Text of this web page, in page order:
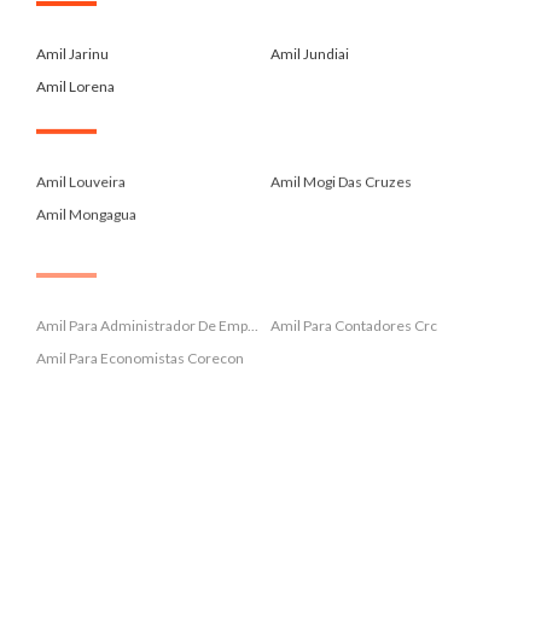
Amil Jarinu
Amil Jundiai
Amil Lorena
Amil Louveira
Amil Mogi Das Cruzes
Amil Mongagua
.
Amil Para Economistas Corecon